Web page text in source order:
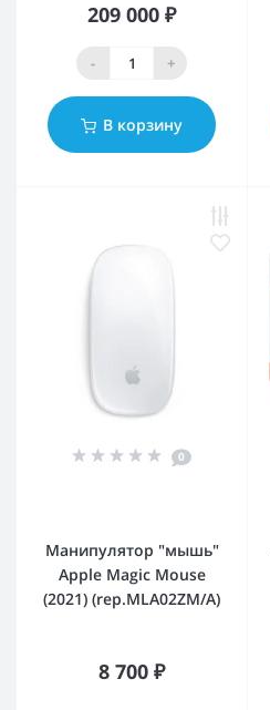
209 000 ₽
- +
В корзину
0
Манипулятор "мышь"
Apple Magic Mouse
(2021) (rep.MLA02ZM/A)
8 700 ₽